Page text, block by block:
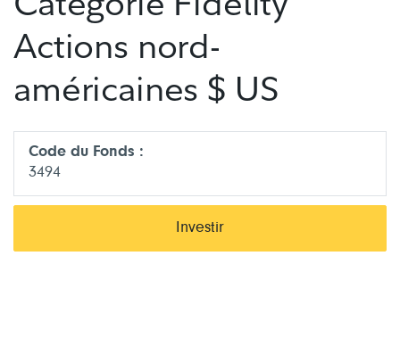
Actions nord-
américaines $ US
Code du Fonds :
3494
Investir